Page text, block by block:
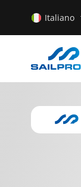
Italiano